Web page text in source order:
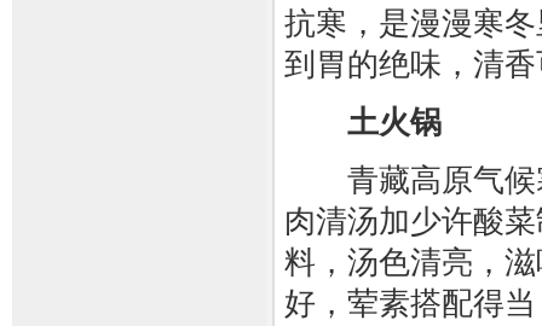
抗寒，是漫漫寒
到胃的绝味，清
土火锅
青藏高原气候
肉清汤加少许酸
料，汤色清亮，
好，荤素搭配得